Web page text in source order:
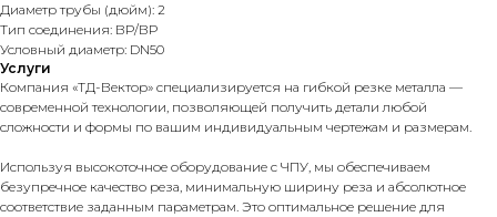
Диаметр трубы (дюйм): 2
Тип соединения: ВР/ВР
Условный диаметр: DN50
Услуги
Компания «ТД-Вектор» специализируется на гибкой резке металла —
современной технологии, позволяющей получить детали любой
сложности и формы по вашим индивидуальным чертежам и размерам.
Используя высокоточное оборудование с ЧПУ, мы обеспечиваем
безупречное качество реза, минимальную ширину реза и абсолютное
соответствие заданным параметрам. Это оптимальное решение для